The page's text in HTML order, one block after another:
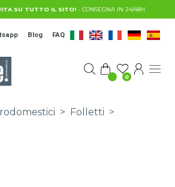
SU TUTTO IL SITO! - CONSEGNA IN 24/48H
Blog FAQ
0
> Folletti >